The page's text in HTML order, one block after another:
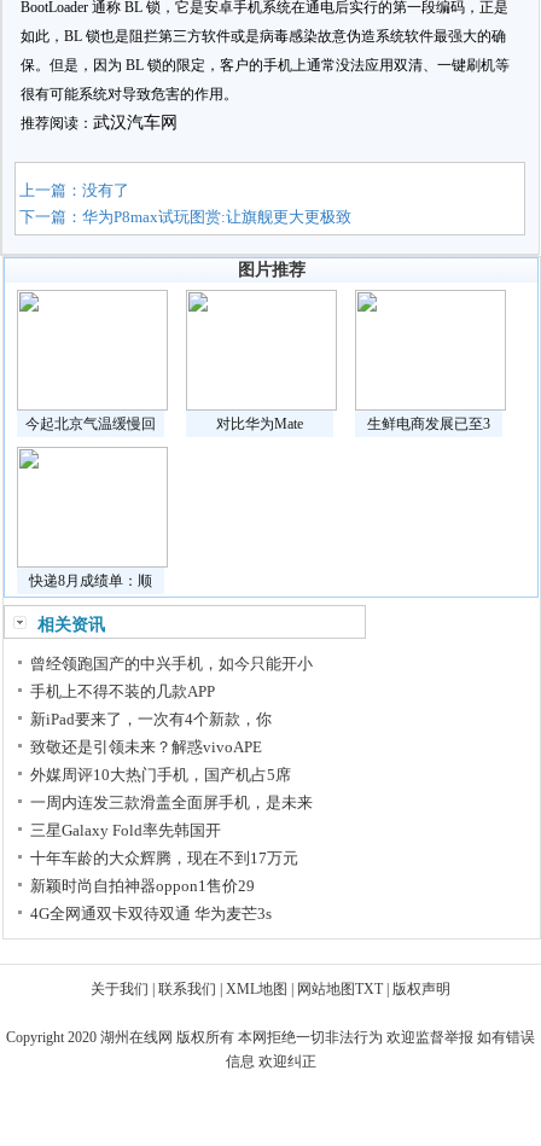
BootLoader 通称 BL 锁，它是安卓手机系统在通电后实行的第一段编码，正是
如此，BL 锁也是阻拦第三方软件或是病毒感染故意伪造系统软件最强大的确
保。但是，因为 BL 锁的限定，客户的手机上通常没法应用双清、一键刷机等
很有可能系统对导致危害的作用。
推荐阅读： 武汉汽车网
上一篇：没有了
下一篇：华为P8max试玩图赏:让旗舰更大更极致
图片推荐
今起北京气温缓慢回 对比华为Mate 生鲜电商发展已至3
快递8月成绩单：顺
相关资讯
曾经领跑国产的中兴手机，如今只能开小
手机上不得不装的几款APP
新iPad要来了，一次有4个新款，你
致敬还是引领未来？解惑vivoAPE
外媒周评10大热门手机，国产机占5席
一周内连发三款滑盖全面屏手机，是未来
三星Galaxy Fold率先韩国开
十年车龄的大众辉腾，现在不到17万元
新颖时尚自拍神器oppon1售价29
4G全网通双卡双待双通 华为麦芒3s
关于我们 联系我们 XML地图 网站地图TXT| 版权声明
Copyright 2020 湖州在线网 版权所有 本网拒绝一切非法行为 欢迎监督举报 如有错误
信息 欢迎纠正